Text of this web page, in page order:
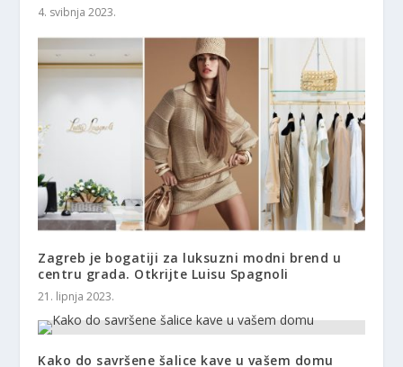
4. svibnja 2023.
Zagreb je bogatiji za luksuzni modni brend u
centru grada. Otkrijte Luisu Spagnoli
21. lipnja 2023.
Kako do savršene šalice kave u vašem domu